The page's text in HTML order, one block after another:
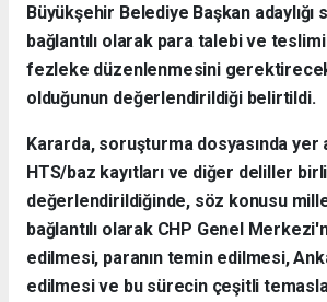
Büyükşehir Belediye Başkan adaylığı
bağlantılı olarak para talebi ve teslimi
fezleke düzenlenmesini
olduğunun değerlendirildiği belirtildi.
Kararda, soruşturma dosyasında yer
HTS/baz kayıtları ve diğer deliller
değerlendirildiğinde, söz konusu
bağlantılı olarak CHP Genel
edilmesi, paranın temin edilmesi,
edilmesi ve bu sürecin çeşitli